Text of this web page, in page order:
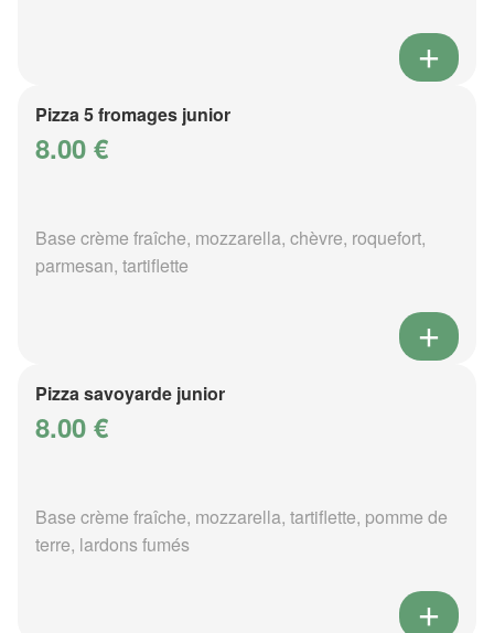
Pizza 5 fromages junior
8.00 €
Base crème fraîche, mozzarella, chèvre, roquefort,
parmesan, tartiflette
Pizza savoyarde junior
8.00 €
Base crème fraîche, mozzarella, tartiflette, pomme de
terre, lardons fumés